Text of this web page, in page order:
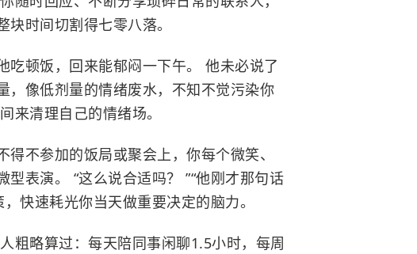
时间切割得七零八落。
吃顿饭，回来能郁闷一下午。 他未必说了
，像低剂量的情绪废水，不知不觉污染你
来清理自己的情绪场。
不参加的饭局或聚会上，你每个微笑、
表演。 “这么说合适吗？ ”“他刚才那句话
快速耗光你当天做重要决定的脑力。
粗略算过：每天陪同事闲聊1.5小时，每周